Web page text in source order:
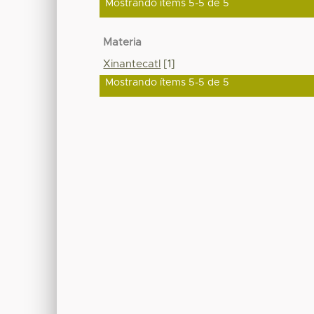
Mostrando ítems 5-5 de 5
Materia
Xinantecatl [1]
Mostrando ítems 5-5 de 5